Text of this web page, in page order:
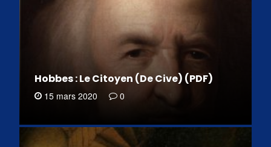
Hobbes : Le Citoyen (De Cive) (PDF)
15 mars 2020 0